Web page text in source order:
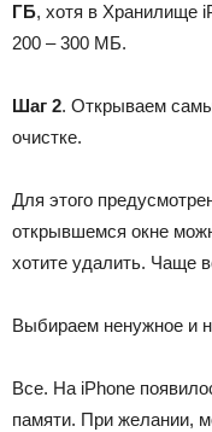
ГБ, хотя в Хранилище
200 – 300 МБ.
Шаг 2. Открываем
очистке.
Для этого
открывшемся окне
хотите удалить. Чаще
Выбираем ненужное и
Все. На iPhone
памяти. При желании,